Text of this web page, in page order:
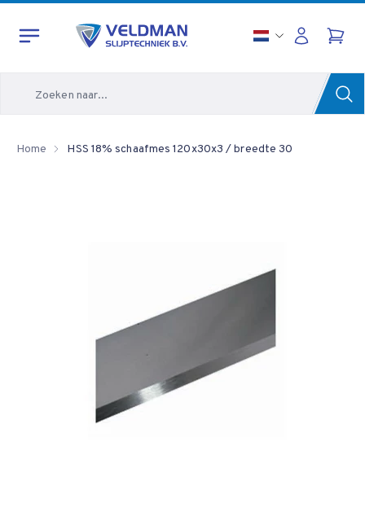
Home HSS 18% schaafmes 120x30x3 / breedte 30